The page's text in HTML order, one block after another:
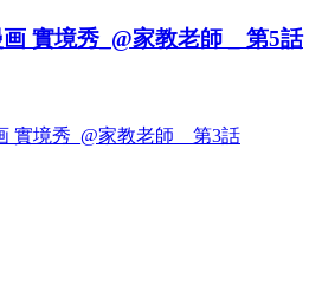
實境秀_@家教老師 _ 第5話